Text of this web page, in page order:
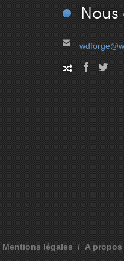
Nous
Mentions légales A propos